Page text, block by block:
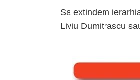
Sa extindem
Liviu Dumitrascu